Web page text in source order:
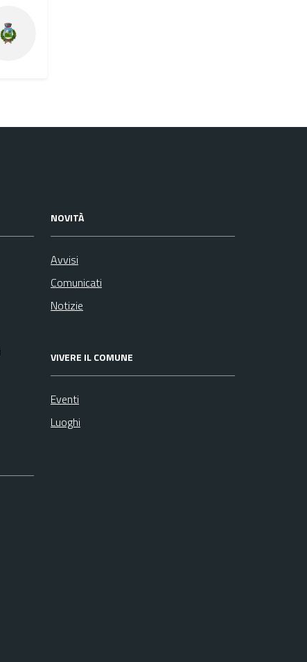
NOVITÀ
Avvisi
Comunicati
Notizie
VIVERE IL COMUNE
Eventi
Luoghi